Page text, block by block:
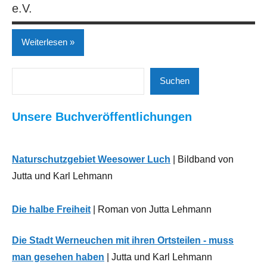
aus
der
Sport
e.V.
Weiterlesen
aus
Region
Suchen
Unsere Buchveröffentlichungen
Naturschutzgebiet Weesower Luch | Bildband von
Jutta und Karl Lehmann
Die halbe Freiheit | Roman von Jutta Lehmann
Die Stadt Werneuchen mit ihren Ortsteilen - muss
man gesehen haben | Jutta und Karl Lehmann